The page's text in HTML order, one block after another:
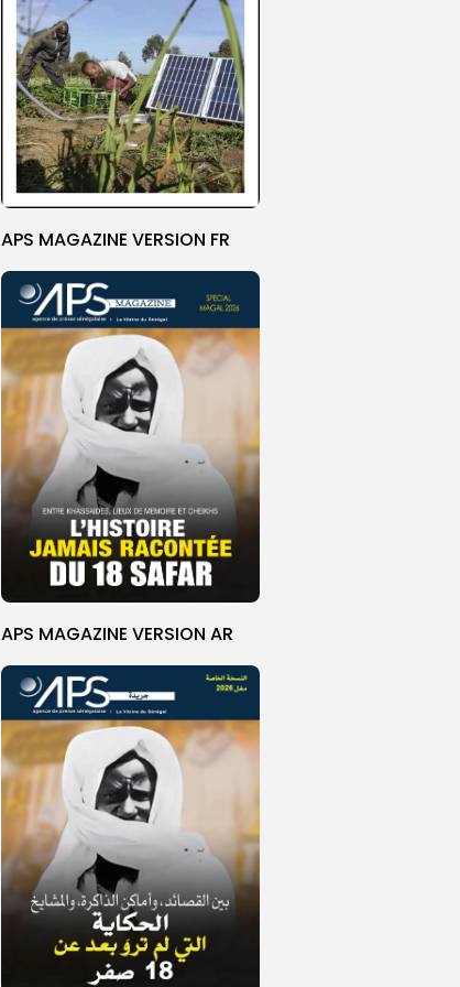
APS MAGAZINE VERSION FR
APS MAGAZINE VERSION AR